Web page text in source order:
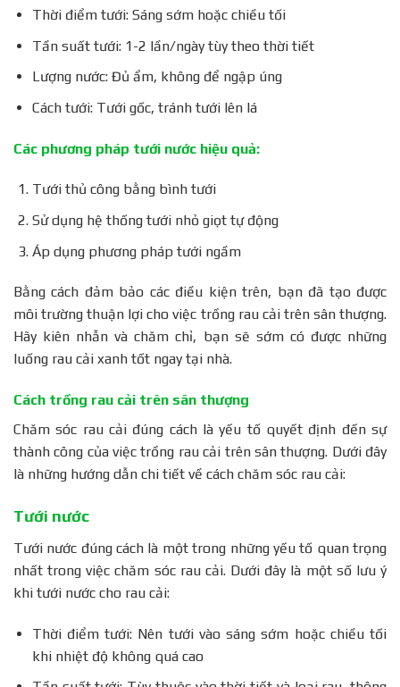
Thời điểm tưới: Sáng sớm hoặc chiều tối
Tần suất tưới: 1-2 lần/ngày tùy theo thời tiết
Lượng nước: Đủ ẩm, không để ngập úng
Cách tưới: Tưới gốc, tránh tưới lên lá
Các phương pháp tưới nước hiệu quả:
Tưới thủ công bằng bình tưới
Sử dụng hệ thống tưới nhỏ giọt tự động
Áp dụng phương pháp tưới ngầm
Bằng cách đảm bảo các điều kiện trên, bạn đã tạo được
môi trường thuận lợi cho việc trồng rau cải trên sân thượng.
Hãy kiên nhẫn và chăm chỉ, bạn sẽ sớm có được những
luống rau cải xanh tốt ngay tại nhà.
Cách trồng rau cải trên sân thượng
Chăm sóc rau cải đúng cách là yếu tố quyết định đến sự
thành công của việc trồng rau cải trên sân thượng. Dưới đây
là những hướng dẫn chi tiết về cách chăm sóc rau cải:
Tưới nước
Tưới nước đúng cách là một trong những yếu tố quan trọng
nhất trong việc chăm sóc rau cải. Dưới đây là một số lưu ý
khi tưới nước cho rau cải:
Thời điểm tưới: Nên tưới vào sáng sớm hoặc chiều tối
khi nhiệt độ không quá cao